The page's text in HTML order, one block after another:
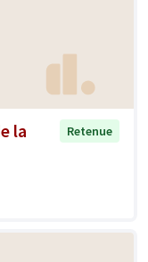
la
Retenue